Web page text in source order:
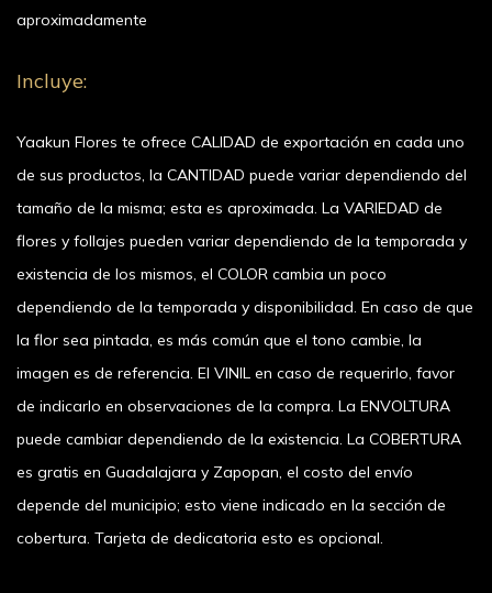
aproximadamente
Incluye:
Yaakun Flores te ofrece CALIDAD de exportación en cada uno
de sus productos, la CANTIDAD puede variar dependiendo del
tamaño de la misma; esta es aproximada. La VARIEDAD de
flores y follajes pueden variar dependiendo de la temporada y
existencia de los mismos, el COLOR cambia un poco
dependiendo de la temporada y disponibilidad. En caso de que
la flor sea pintada, es más común que el tono cambie, la
imagen es de referencia. El VINIL en caso de requerirlo, favor
de indicarlo en observaciones de la compra. La ENVOLTURA
puede cambiar dependiendo de la existencia. La COBERTURA
es gratis en Guadalajara y Zapopan, el costo del envío
depende del municipio; esto viene indicado en la sección de
cobertura. Tarjeta de dedicatoria esto es opcional.